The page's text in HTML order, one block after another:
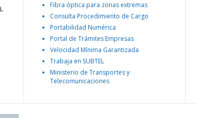
Fibra óptica para zonas extremas
Consulta Procedimiento de Cargo
Portabilidad Numérica
Portal de Trámites Empresas
Velocidad Mínima Garantizada
Trabaja en SUBTEL
Ministerio de Transportes y
Telecomunicaciones